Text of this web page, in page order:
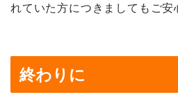
れていた方につきましてもご安
終わりに